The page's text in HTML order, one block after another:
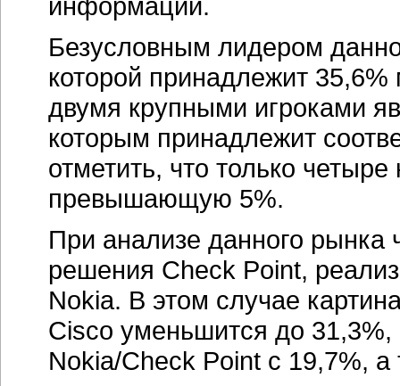
Безусловным лидером
которой принадлежит
двумя крупными игроками
которым принадлежит
отметить, что только
превышающую 5%.
При анализе данного рынка
решения Check Point,
Nokia. В этом случае
Cisco уменьшится до 31,3%,
Nokia/Check Point c 19,7%, а